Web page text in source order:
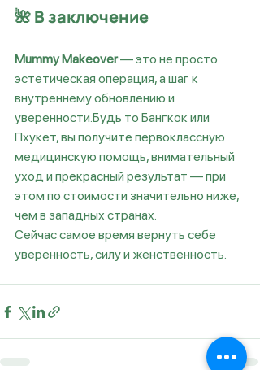
🌺 В заключение
Mummy Makeover — это не просто
эстетическая операция, а шаг к
внутреннему обновлению и
уверенности.Будь то Бангкок или
Пхукет, вы получите первоклассную
медицинскую помощь, внимательный
уход и прекрасный результат — при
этом по стоимости значительно ниже,
чем в западных странах.
Сейчас самое время вернуть себе
уверенность, силу и женственность.